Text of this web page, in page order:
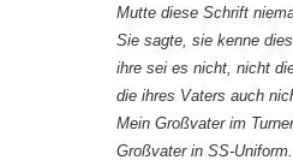
Mutte diese Schrift
Sie sagte, sie kenne
ihre sei es nicht, nicht
die ihres Vaters auch
Mein Großvater im
Großvater in SS-